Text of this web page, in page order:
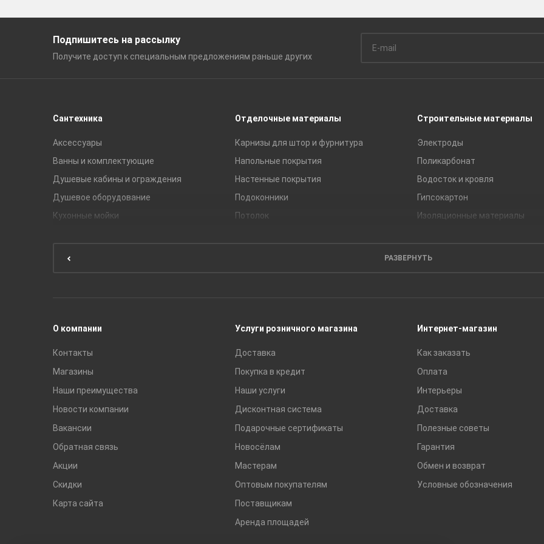
Подпишитесь на рассылку
Получите доступ к специальным предложениям раньше других
Сантехника
Аксессуары
Ванны и комплектующие
Душевые кабины и ограждения
Душевое оборудование
Кухонные мойки
Отделочные материалы
Карнизы для штор и фурнитура
Напольные покрытия
Настенные покрытия
Подоконники
Потолок
Строительные материалы
Электроды
Поликарбонат
Водосток и кровля
Гипсокартон
Изоляционные материалы
Сухие смеси
РАЗВЕРНУТЬ
О компании
Контакты
Магазины
Наши преимущества
Новости компании
Вакансии
Обратная связь
Акции
Скидки
Карта сайта
Услуги розничного магазина
Доставка
Покупка в кредит
Наши услуги
Дисконтная система
Подарочные сертификаты
Новосёлам
Мастерам
Оптовым покупателям
Поставщикам
Аренда площадей
Интернет-магазин
Как заказать
Оплата
Интерьеры
Доставка
Полезные советы
Гарантия
Обмен и возврат
Условные обозначения